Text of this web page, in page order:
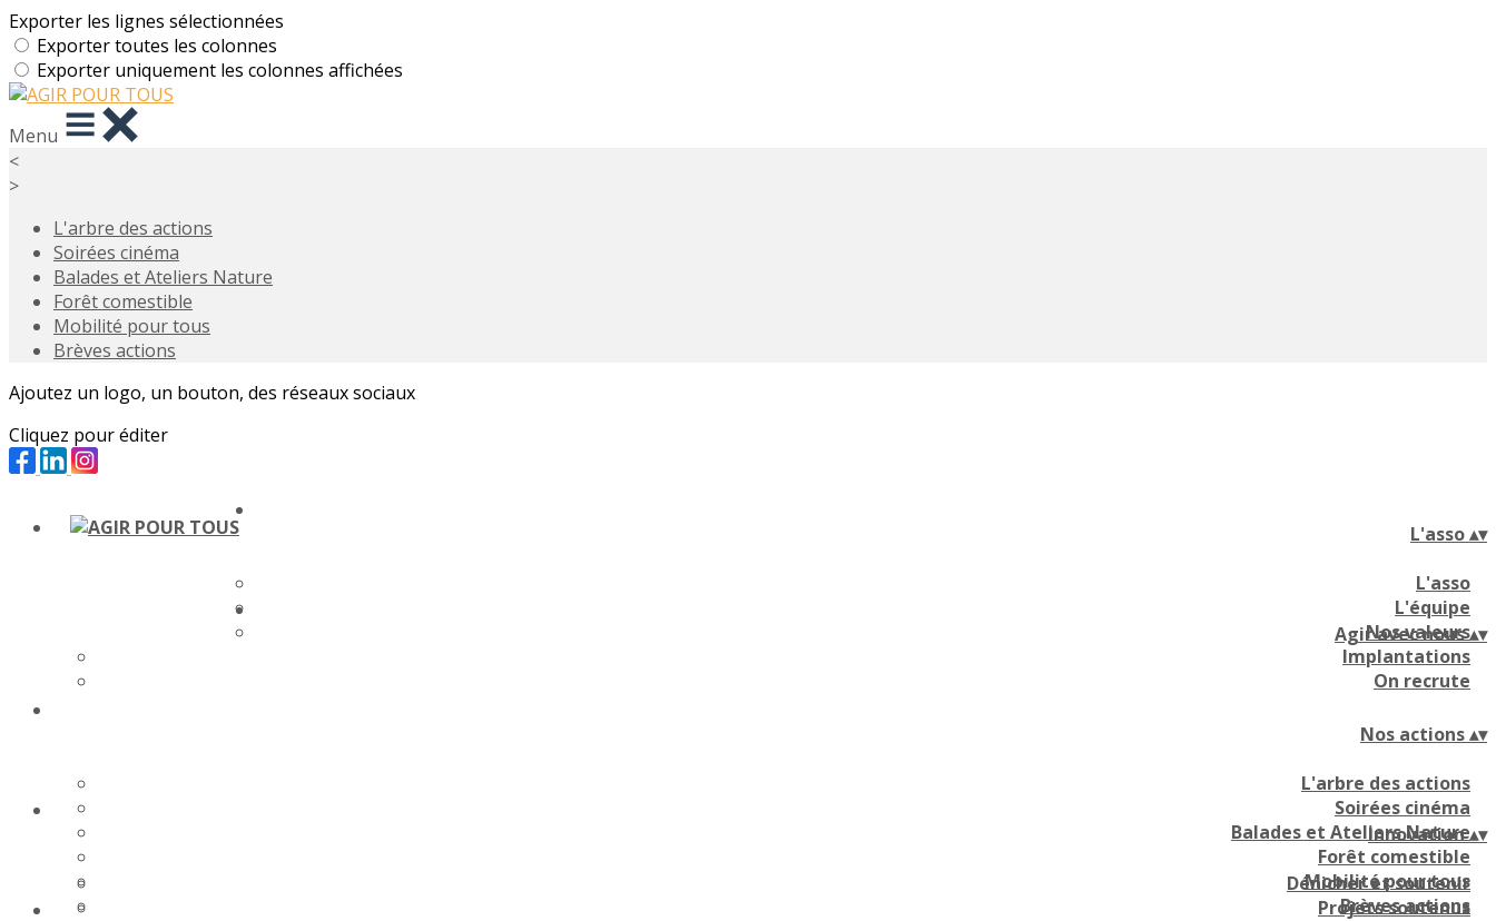
Exporter les lignes sélectionnées
Exporter toutes les colonnes
Exporter uniquement les colonnes affichées
Menu
<
>
L'arbre des actions
Soirées cinéma
Balades et Ateliers Nature
Forêt comestible
Mobilité pour tous
Brèves actions
Ajoutez un logo, un bouton, des réseaux sociaux
Cliquez pour éditer
L'asso▴▾
L'asso
L'équipe
Nos valeurs
Implantations
On recrute
Agir avec nous▴▾
Nos actions▴▾
L'arbre des actions
Soirées cinéma
Balades et Ateliers Nature
Forêt comestible
Mobilité pour tous
Brèves actions
Innovation▴▾
Dénicher et soutenir
Projets soutenus